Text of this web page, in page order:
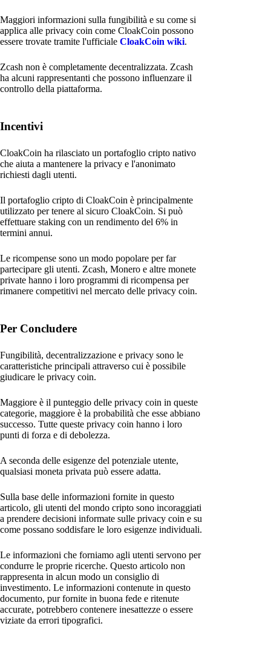
Maggiori informazioni sulla fungibilità e su come si
applica alle privacy coin come CloakCoin possono
essere trovate tramite l'ufficiale CloakCoin wiki.
Zcash non è completamente decentralizzata. Zcash
ha alcuni rappresentanti che possono influenzare il
controllo della piattaforma.
Incentivi
CloakCoin ha rilasciato un portafoglio cripto nativo
che aiuta a mantenere la privacy e l'anonimato
richiesti dagli utenti.
Il portafoglio cripto di CloakCoin è principalmente
utilizzato per tenere al sicuro CloakCoin. Si può
effettuare staking con un rendimento del 6% in
termini annui.
Le ricompense sono un modo popolare per far
partecipare gli utenti. Zcash, Monero e altre monete
private hanno i loro programmi di ricompensa per
rimanere competitivi nel mercato delle privacy coin.
Per Concludere
Fungibilità, decentralizzazione e privacy sono le
caratteristiche principali attraverso cui è possibile
giudicare le privacy coin.
Maggiore è il punteggio delle privacy coin in queste
categorie, maggiore è la probabilità che esse abbiano
successo. Tutte queste privacy coin hanno i loro
punti di forza e di debolezza.
A seconda delle esigenze del potenziale utente,
qualsiasi moneta privata può essere adatta.
Sulla base delle informazioni fornite in questo
articolo, gli utenti del mondo cripto sono incoraggiati
a prendere decisioni informate sulle privacy coin e su
come possano soddisfare le loro esigenze individuali.
Le informazioni che forniamo agli utenti servono per
condurre le proprie ricerche. Questo articolo non
rappresenta in alcun modo un consiglio di
investimento. Le informazioni contenute in questo
documento, pur fornite in buona fede e ritenute
accurate, potrebbero contenere inesattezze o essere
viziate da errori tipografici.